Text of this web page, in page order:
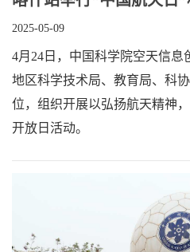
2025-05-09
4月24日，中国科学院空天信
地区科学技术局、教育局、科
位，组织开展以弘扬航天精神
开放日活动。